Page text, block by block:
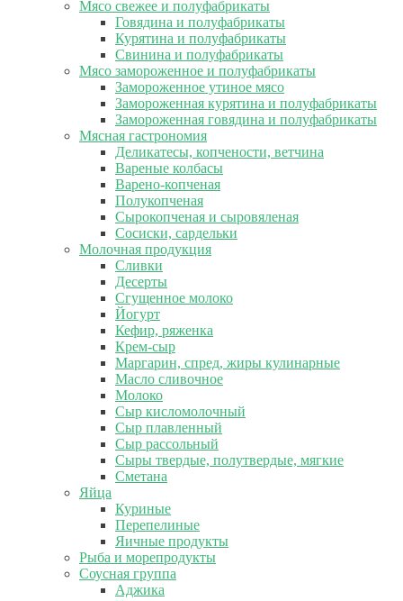
Мясо свежее и полуфабрикаты
Говядина и полуфабрикаты
Курятина и полуфабрикаты
Свинина и полуфабрикаты
Мясо замороженное и полуфабрикаты
Замороженное утиное мясо
Замороженная курятина и полуфабрикаты
Замороженная говядина и полуфабрикаты
Мясная гастрономия
Деликатесы, копчености, ветчина
Вареные колбасы
Варено-копченая
Полукопченая
Сырокопченая и сыровяленая
Сосиски, сардельки
Молочная продукция
Сливки
Десерты
Сгущенное молоко
Йогурт
Кефир, ряженка
Крем-сыр
Маргарин, спред, жиры кулинарные
Масло сливочное
Молоко
Сыр кисломолочный
Сыр плавленный
Сыр рассольный
Сыры твердые, полутвердые, мягкие
Сметана
Яйца
Куриные
Перепелиные
Яичные продукты
Рыба и морепродукты
Соусная группа
Аджика